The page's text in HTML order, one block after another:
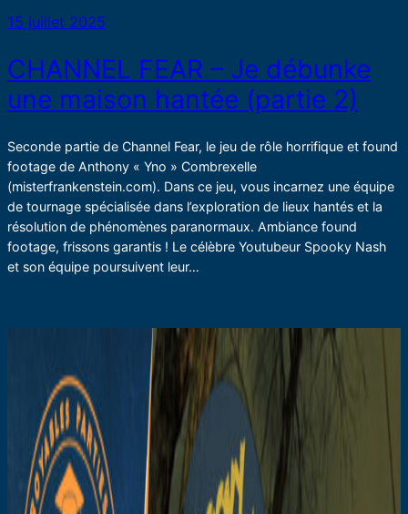
15 juillet 2025
CHANNEL FEAR – Je débunke
une maison hantée (partie 2)
Seconde partie de Channel Fear, le jeu de rôle horrifique et found
footage de Anthony « Yno » Combrexelle
(misterfrankenstein.com). Dans ce jeu, vous incarnez une équipe
de tournage spécialisée dans l’exploration de lieux hantés et la
résolution de phénomènes paranormaux. Ambiance found
footage, frissons garantis ! Le célèbre Youtubeur Spooky Nash
et son équipe poursuivent leur…